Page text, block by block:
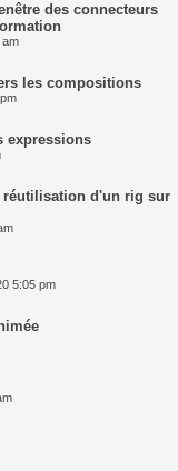
des connecteurs
am
les compositions
expressions
réutilisation d'un rig sur
5:05 pm